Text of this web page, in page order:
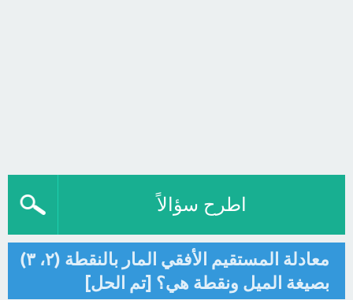
اطرح سؤالاً
معادلة المستقيم الأفقي المار بالنقطة (٢، ٣)
بصيغة الميل ونقطة هي؟ [تم الحل]